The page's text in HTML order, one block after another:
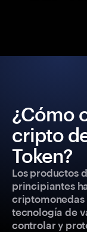
¿Cómo
cripto
Token?
Los productos
principiantes
criptomonedas
tecnología de
controlar y